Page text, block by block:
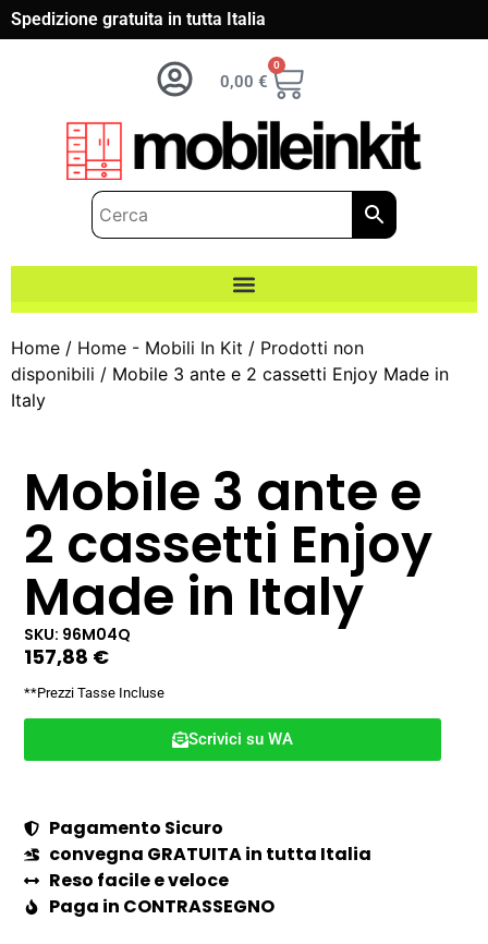
Spedizione gratuita in tutta Italia
0,00 €
0
Home / Home - Mobili In Kit / Prodotti non
disponibili / Mobile 3 ante e 2 cassetti Enjoy Made in
Italy
Mobile 3 ante e
2 cassetti Enjoy
Made in Italy
SKU: 96M04Q
157,88 €
**Prezzi Tasse Incluse
Scrivici su WA
Pagamento Sicuro
convegna GRATUITA in tutta Italia
Reso facile e veloce
Paga in CONTRASSEGNO